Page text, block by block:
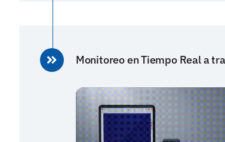
Monitoreo en Tiempo Real a